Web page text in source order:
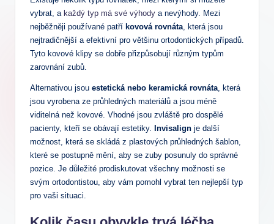
vybrat, a každý typ má své výhody a nevýhody. Mezi
nejběžněji používané patří kovová rovnáta, která jsou
nejtradičnější a efektivní pro většinu ortodontických případů.
Tyto kovové klipy se dobře přizpůsobují různým typům
zarovnání zubů.
Alternativou jsou estetická nebo keramická rovnáta, která
jsou vyrobena ze průhledných materiálů a jsou méně
viditelná než kovové. Vhodné jsou zvláště pro dospělé
pacienty, kteří se obávají estetiky. Invisalign je další
možnost, která se skládá z plastových průhledných šablon,
které se postupně mění, aby se zuby posunuly do správné
pozice. Je důležité prodiskutovat všechny možnosti se
svým ortodontistou, aby vám pomohl vybrat ten nejlepší typ
pro vaši situaci.